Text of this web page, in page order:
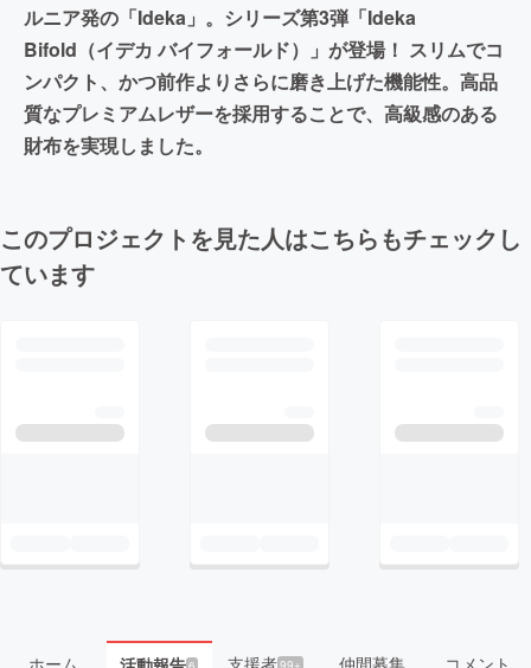
ルニア発の「Ideka」。シリーズ第3弾「Ideka
Bifold（イデカ バイフォールド）」が登場！ スリムでコ
ンパクト、かつ前作よりさらに磨き上げた機能性。高品
質なプレミアムレザーを採用することで、高級感のある
財布を実現しました。
このプロジェクトを見た人はこちらもチェックし
ています
99+